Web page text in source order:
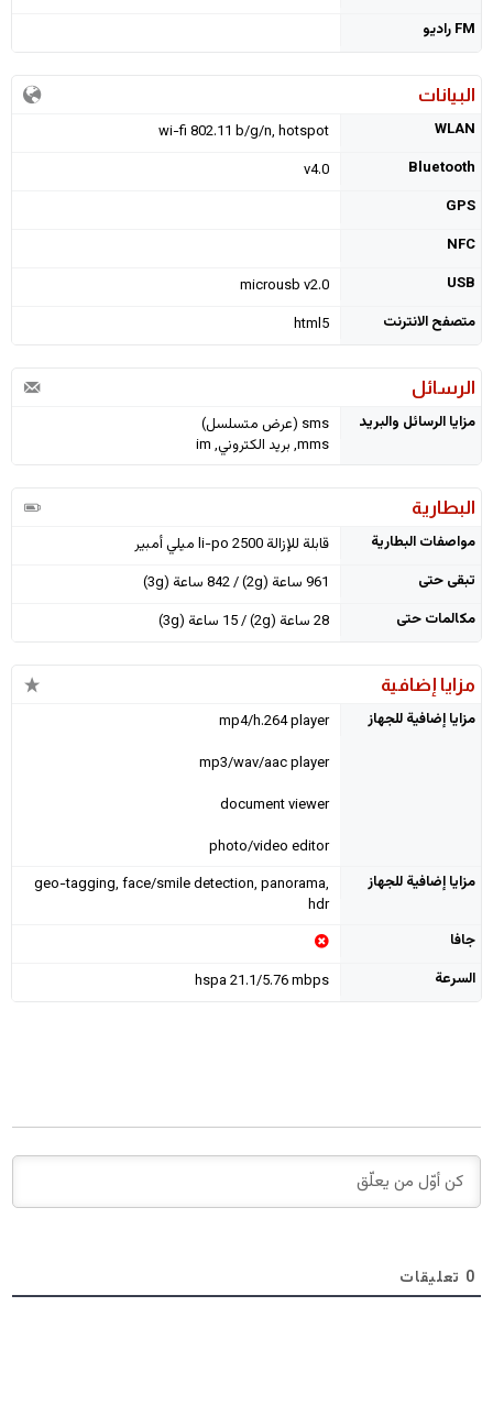
FM راديو
البيانات
WLAN
wi-fi 802.11 b/g/n, hotspot
Bluetooth
v4.0
GPS
NFC
USB
microusb v2.0
متصفح الانترنت
html5
الرسائل
مزايا الرسائل والبريد
sms (عرض متسلسل)
mms, بريد الكتروني, im
البطارية
مواصفات البطارية
قابلة للإزالة li-po 2500 ميلي أمبير
تبقى حتى
961 ساعة (2g) / 842 ساعة (3g)
مكالمات حتى
28 ساعة (2g) / 15 ساعة (3g)
مزايا إضافية
مزايا إضافية للجهاز
mp4/h.264 player
mp3/wav/aac player
document viewer
photo/video editor
مزايا إضافية للجهاز
geo-tagging, face/smile detection, panorama,
hdr
جافا
السرعة
hspa 21.1/5.76 mbps
0 تعليقات